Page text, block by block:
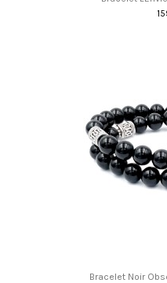
Bracelet Noir